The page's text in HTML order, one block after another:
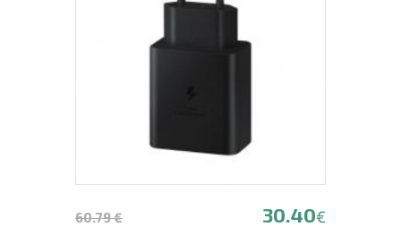
60.79 € 30.40€